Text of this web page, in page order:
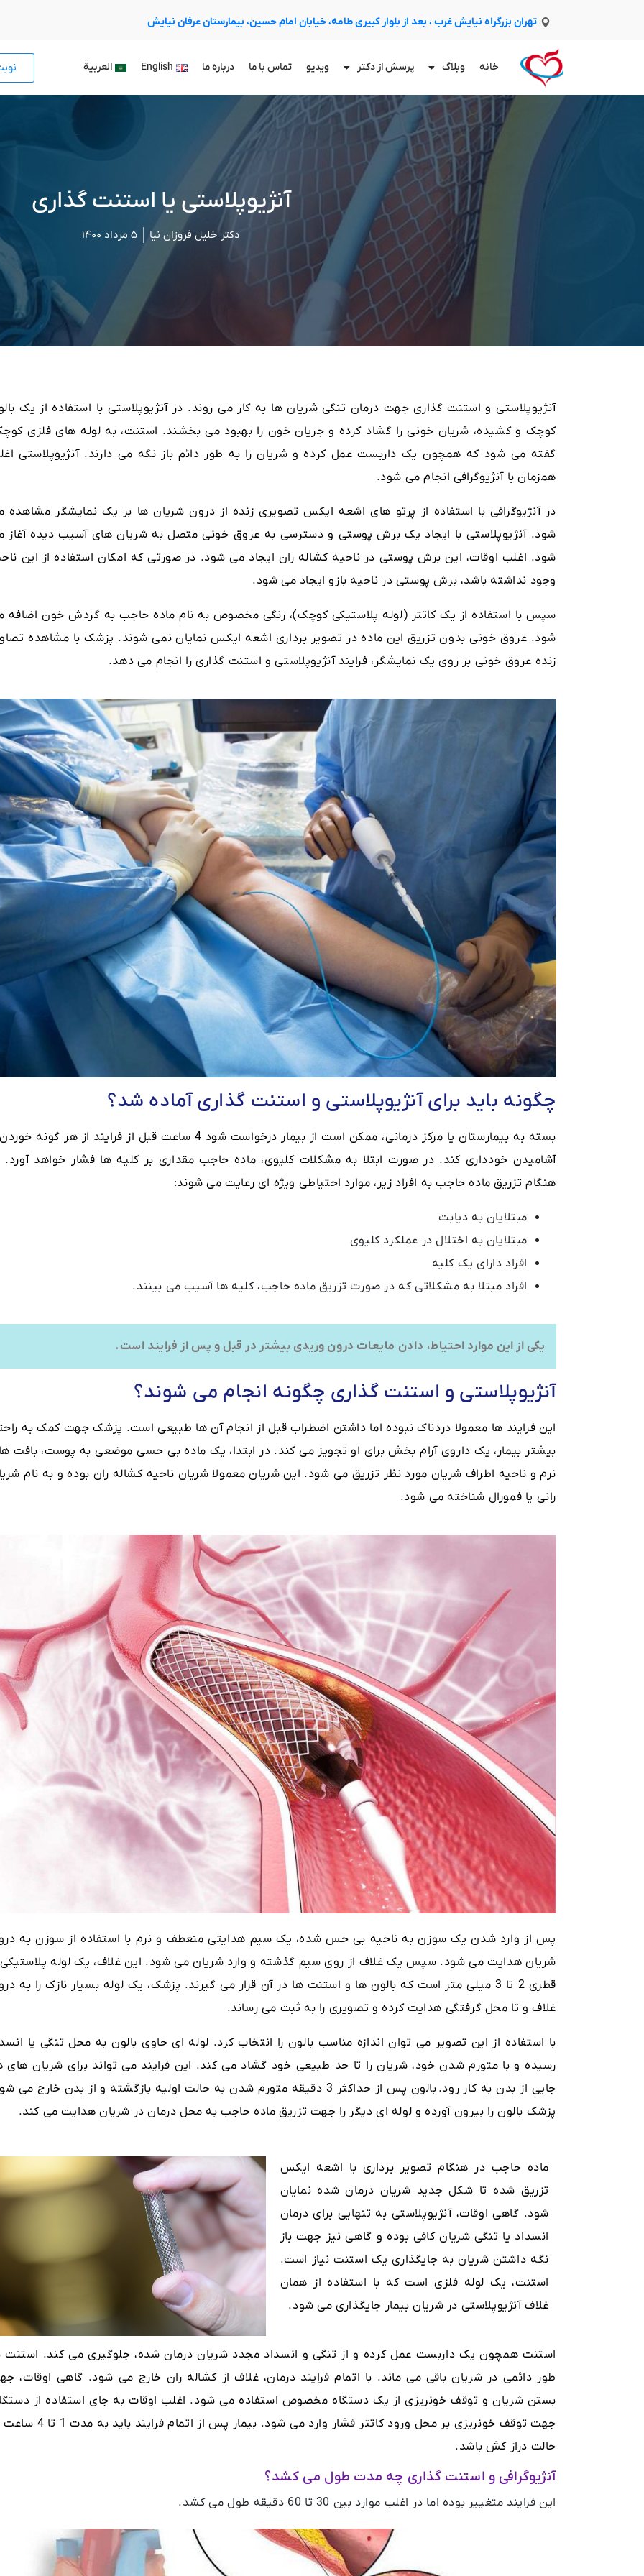
تهران بزرگراه نیایش غرب ، بعد از بلوار کبیری طامه، خیابان امام حسین، بیمارستان عرفان نیایش
خانه وبلاگ پرسش از دکتر ویدیو تماس با ما درباره ما English العربية
آنژیوپلاستی یا استنت گذاری
دکتر خلیل فروزان نیا ۵ مرداد ۱۴۰۰
آنژیوپلاستی و استنت گذاری جهت درمان تنگی شریان ها به کار می روند. در آنژیوپلاستی با استفاده از یک
کوچک و کشیده، شریان خونی را گشاد کرده و جریان خون را بهبود می بخشند. استنت، به لوله های فلزی
گفته می شود که همچون یک داربست عمل کرده و شریان را به طور دائم باز نگه می دارند. آنژیوپلاستی
همزمان با آنژیوگرافی انجام می شود.
در آنژیوگرافی با استفاده از پرتو های اشعه ایکس تصویری زنده از درون شریان ها بر یک نمایشگر مشاهده
شود. آنژیوپلاستی با ایجاد یک برش پوستی و دسترسی به عروق خونی متصل به شریان های آسیب دیده آغاز
شود. اغلب اوقات، این برش پوستی در ناحیه کشاله ران ایجاد می شود. در صورتی که امکان استفاده از این
وجود نداشته باشد، برش پوستی در ناحیه بازو ایجاد می شود.
سپس با استفاده از یک کاتتر (لوله پلاستیکی کوچک)، رنگی مخصوص به نام ماده حاجب به گردش خون اضافه
شود. عروق خونی بدون تزریق این ماده در تصویر برداری اشعه ایکس نمایان نمی شوند. پزشک با مشاهده
زنده عروق خونی بر روی یک نمایشگر، فرایند آنژیوپلاستی و استنت گذاری را انجام می دهد.
چگونه باید برای آنژیوپلاستی و استنت گذاری آماده شد؟
بسته به بیمارستان یا مرکز درمانی، ممکن است از بیمار درخواست شود 4 ساعت قبل از فرایند از هر گونه
آشامیدن خودداری کند. در صورت ابتلا به مشکلات کلیوی، ماده حاجب مقداری بر کلیه ها فشار خواهد آورد.
هنگام تزریق ماده حاجب به افراد زیر، موارد احتیاطی ویژه ای رعایت می شوند:
مبتلایان به دیابت
مبتلایان به اختلال در عملکرد کلیوی
افراد دارای یک کلیه
افراد مبتلا به مشکلاتی که در صورت تزریق ماده حاجب، کلیه ها آسیب می بینند.
یکی از این موارد احتیاط، دادن مایعات درون وریدی بیشتر در قبل و پس از فرایند است.
آنژیوپلاستی و استنت گذاری چگونه انجام می شوند؟
این فرایند ها معمولا دردناک نبوده اما داشتن اضطراب قبل از انجام آن ها طبیعی است. پزشک جهت کمک به
بیشتر بیمار، یک داروی آرام بخش برای او تجویز می کند. در ابتدا، یک ماده بی حسی موضعی به پوست، بافت
نرم و ناحیه اطراف شریان مورد نظر تزریق می شود. این شریان معمولا شریان ناحیه کشاله ران بوده و به نام
رانی یا فمورال شناخته می شود.
پس از وارد شدن یک سوزن به ناحیه بی حس شده، یک سیم هدایتی منعطف و نرم با استفاده از سوزن به
شریان هدایت می شود. سپس یک غلاف از روی سیم گذشته و وارد شریان می شود. این غلاف، یک لوله پلاستیکی
قطری 2 تا 3 میلی متر است که بالون ها و استنت ها در آن قرار می گیرند. پزشک، یک لوله بسیار نازک را به
غلاف و تا محل گرفتگی هدایت کرده و تصویری را به ثبت می رساند.
با استفاده از این تصویر می توان اندازه مناسب بالون را انتخاب کرد. لوله ای حاوی بالون به محل تنگی یا
رسیده و با متورم شدن خود، شریان را تا حد طبیعی خود گشاد می کند. این فرایند می تواند برای شریان های
جایی از بدن به کار رود.
بالون پس از حداکثر 3 دقیقه متورم شدن به حالت اولیه بازگشته و از بدن خارج می
پزشک بالون را بیرون آورده و لوله ای دیگر را جهت تزریق ماده حاجب به محل درمان در شریان هدایت می کند.
ماده حاجب در هنگام تصویر برداری با اشعه ایکس
تزریق شده تا شکل جدید شریان درمان شده نمایان
شود. گاهی اوقات، آنژیوپلاستی به تنهایی برای درمان
انسداد یا تنگی شریان کافی بوده و گاهی نیز جهت باز
نگه داشتن شریان به جایگذاری یک استنت نیاز است.
استنت، یک لوله فلزی است که با استفاده از همان
غلاف آنژیوپلاستی در شریان بیمار جایگذاری می شود.
استنت همچون یک داربست عمل کرده و از تنگی و انسداد مجدد شریان درمان شده، جلوگیری می کند. استنت
طور دائمی در شریان باقی می ماند. با اتمام فرایند درمان، غلاف از کشاله ران خارج می شود. گاهی اوقات،
بستن شریان و توقف خونریزی از یک دستگاه مخصوص استفاده می شود. اغلب اوقات به جای استفاده از
جهت توقف خونریزی بر محل ورود کاتتر فشار وارد می شود. بیمار پس از اتمام
حالت دراز کش باشد.
آنژیوگرافی و استنت گذاری چه مدت طول می کشد؟
این فرایند متغییر بوده اما در اغلب موارد بین 30 تا 60 دقیقه طول می کشد.